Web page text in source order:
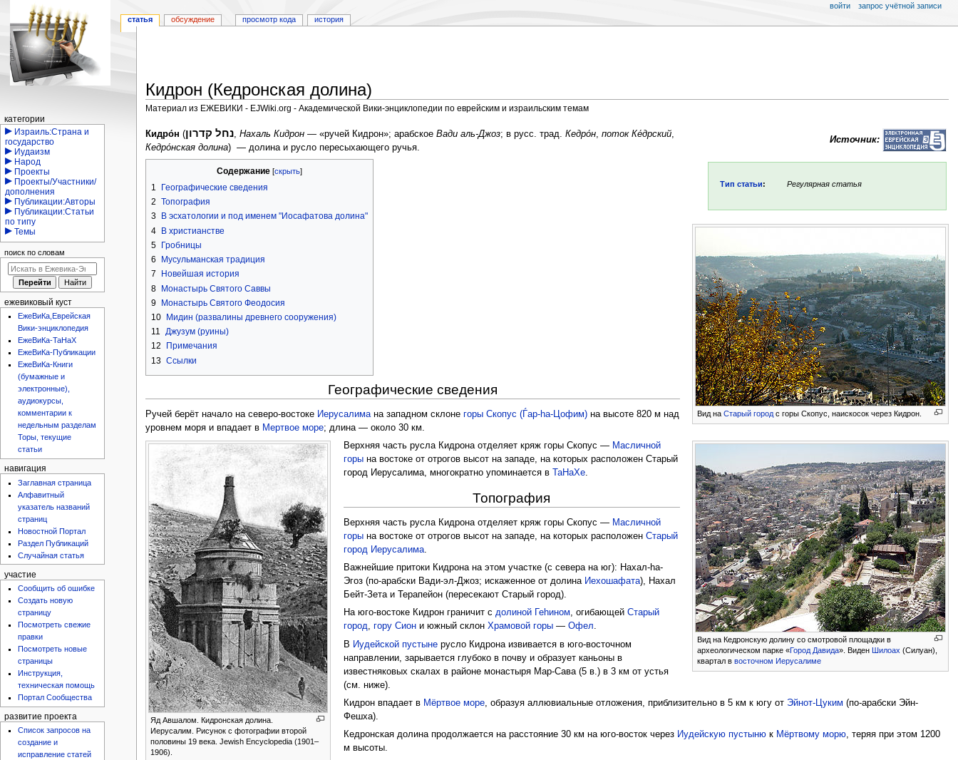
Кидрон (Кедронская долина)
Материал из ЕЖЕВИКИ - EJWiki.org - Академической Вики-энциклопедии по еврейским и израильским темам
Перейти
к
навигации
Перейти
к
поиску
Источник:
Тип статьи: Регулярная статья
Вид наСтарый городс горы Скопус, наискосок через Кидрон.
Вид на Кедронскую долину со смотровой площадки в
археологическом парке «Город Давида». Виден Шилоах (Силуан),
квартал ввосточном Иерусалиме
Яд Авшалом. Кидронская долина.
Иерусалим. Рисунок с фотографии второй
половины 19 века. Jewish Encyclopedia (1901–
1906).
Кидро́н (נחל קדרון,Нахаль Кидрон — «ручей Кидрон»; арабскоеВади аль-Джоз; в русс. трад.Кедро́н,поток Ке́дрский,
Кедро́нская долина) — долина и русло пересыхающего ручья.
Содержание
1
Географические сведения
2 Топография
3
В эсхатологии и под именем "Иосафатова долина"
4 В христианстве
5 Гробницы
6
Мусульманская традиция
7
Новейшая история
8 Монастырь Святого Саввы
9 Монастырь Святого Феодосия
10
Мидин (развалины древнего сооружения)
11 Джузум (руины)
12
Примечания
13 Ссылки
Географические сведения
Ручей берёт начало на северо-востоке Иерусалима на западном склонегоры Скопус (Ѓар-hа-Цофим) на высоте 820 м над
уровнем моря и впадает в Мертвое море; длина — около 30 км.
Верхняя часть русла Кидрона отделяет кряж горы Скопус — Масличной
горына востоке от отрогов высот на западе, на которых расположен Старый
город Иерусалима, многократно упоминается в
ТаНаХе.
Топография
Верхняя часть русла Кидрона отделяет кряж горы Скопус — Масличной
горына востоке от отрогов высот на западе, на которых расположен Старый
город Иерусалима.
Важнейшие притоки Кидрона на этом участке (с севера на юг): Нахал-hа-
Эгоз (по-арабски Вади-эл-Джоз; искаженное от долина Иехошафата), Нахал
Бейт-Зета и Терапейон (пересекают Старый город).
На юго-востоке Кидрон граничит с долиной Геhином, огибающей Старый
город, гору Сиони южный склон Храмовой горы— Офел.
В Иудейской пустынерусло Кидрона извивается в юго-восточном
направлении, зарывается глубоко в почву и образует каньоны в
известняковых скалах в районе монастыря Мар-Сава (5 в.) в 3 км от устья
(см. ниже).
Кидрон впадает в Мёртвое море, образуя аллювиальные отложения, приблизительно в 5 км к югу от Эйнот-Цуким (по-арабски Эйн-
Фешха).
Кедронская долина продолжается на расстояние 30 км на юго-восток через Иудейскую пустынюк Мёртвому морю, теряя при этом 1200
м высоты.
Навигация
статья обсуждение просмотр кода история
войти запрос учётной записи
категории
Израиль:Страна и
государство
Иудаизм
Народ
Проекты
Проекты/Участники/
дополнения
Публикации:Авторы
Публикации:Статьи
по типу
Темы
поиск по словам
ежевиковый куст
ЕжеВиКа,Еврейская
Вики-энциклопедия
ЕжеВиКа-ТаНаХ
ЕжеВиКа-Публикации
ЕжеВиКа-Книги
(бумажные и
электронные),
аудиокурсы,
комментарии к
недельным разделам
Торы, текущие
статьи
навигация
Заглавная страница
Алфавитный
указатель названий
страниц
Новостной Портал
Раздел Публикаций
Случайная статья
участие
Сообщить об ошибке
Создать новую
страницу
Посмотреть свежие
правки
Посмотреть новые
страницы
Инструкция,
техническая помощь
Портал Сообщества
развитие проекта
Список запросов на
создание и
исправление статей